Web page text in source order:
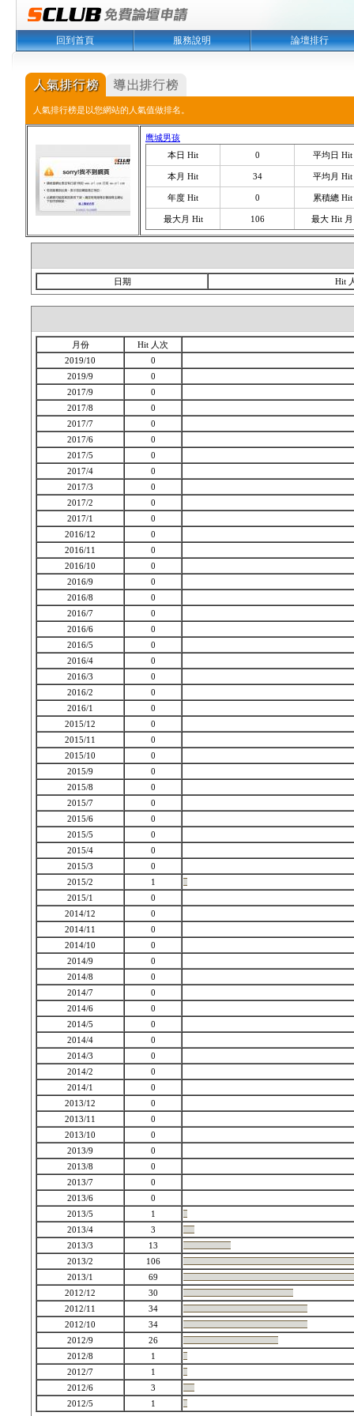
回到首頁 服務說明 論壇排行
人氣排行榜是以您網站的人氣值做排名。
鹰城男孩
本日 Hit
0 平均日 Hit
本月 Hit 34 平均月 Hit
年度 Hit 0 累積總 Hit
最大月 Hit 106 最大 Hit 月
日期 Hit
月份
Hit 人次
2019/10
0
2019/9
0
2017/9
0
2017/8
0
2017/7
0
2017/6
0
2017/5
0
2017/4
0
2017/3
0
2017/2
0
2017/1
0
2016/12
0
2016/11
0
2016/10
0
2016/9
0
2016/8
0
2016/7
0
2016/6
0
2016/5
0
2016/4
0
2016/3
0
2016/2
0
2016/1
0
2015/12
0
2015/11
0
2015/10
0
2015/9
0
2015/8
0
2015/7
0
2015/6
0
2015/5
0
2015/4
0
2015/3
0
2015/2
1
2015/1
0
2014/12
0
2014/11
0
2014/10
0
2014/9
0
2014/8
0
2014/7
0
2014/6
0
2014/5
0
2014/4
0
2014/3
0
2014/2
0
2014/1
0
2013/12
0
2013/11
0
2013/10
0
2013/9
0
2013/8
0
2013/7
0
2013/6
0
2013/5
1
2013/4
3
2013/3
13
2013/2
106
2013/1
69
2012/12
30
2012/11
34
2012/10
34
2012/9
26
2012/8
1
2012/7
1
2012/6
3
2012/5
1